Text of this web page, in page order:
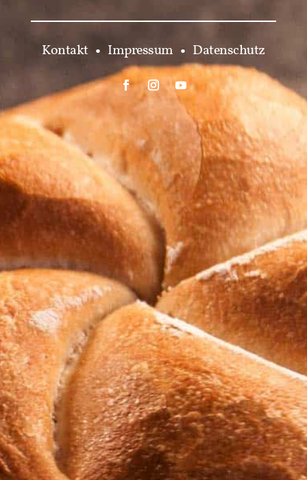
Kontakt • Impressum • Datenschutz